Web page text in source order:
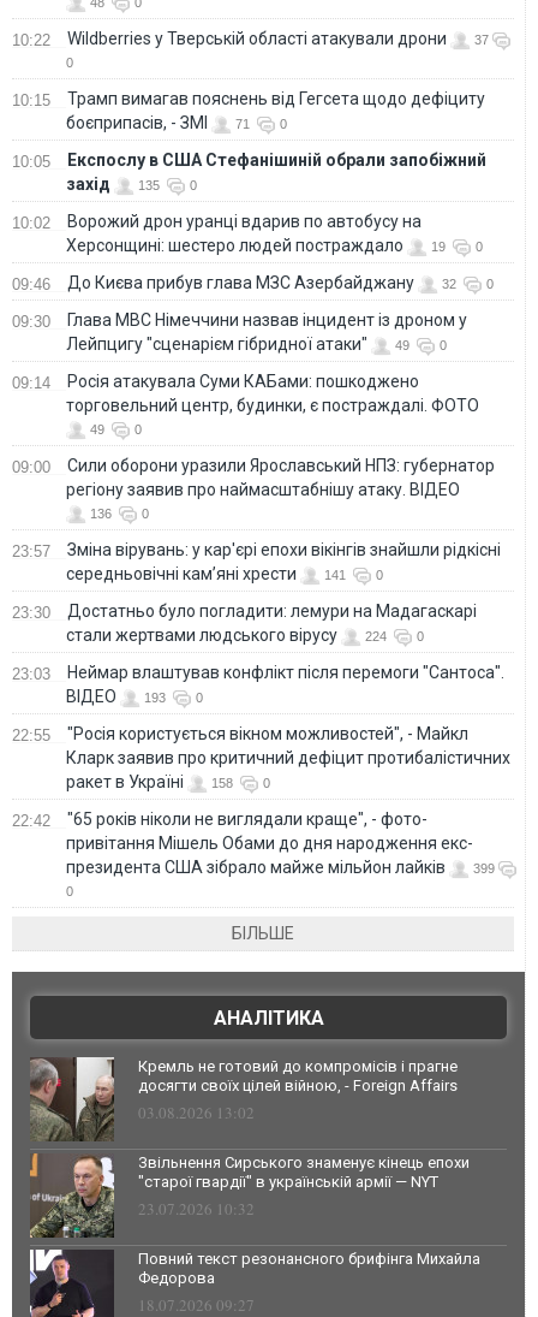
10:22 Wildberries у Тверській області атакували дрони
37
0
10:15
Трамп вимагав пояснень від Гегсета щодо дефіциту
боєприпасів, - ЗМІ
71 0
10:05
Експослу в США Стефанішиній обрали запобіжний
захід
135 0
10:02
Ворожий дрон уранці вдарив по автобусу на
Херсонщині: шестеро людей постраждало
19 0
09:46 До Києва прибув глава МЗС Азербайджану 32 0
09:30
Глава МВС Німеччини назвав інцидент із дроном у
Лейпцигу "сценарієм гібридної атаки"
49 0
09:14
Росія атакувала Суми КАБами: пошкоджено
торговельний центр, будинки, є постраждалі. ФОТО
49 0
09:00
Сили оборони уразили Ярославський НПЗ: губернатор
регіону заявив про наймасштабнішу атаку. ВІДЕО
136 0
23:57
Зміна вірувань: у кар'єрі епохи вікінгів знайшли рідкісні
середньовічні кам’яні хрести
141 0
23:30
Достатньо було погладити: лемури на Мадагаскарі
стали жертвами людського вірусу
224 0
23:03
Неймар влаштував конфлікт після перемоги "Сантоса".
ВІДЕО
193 0
22:55
"Росія користується вікном можливостей", - Майкл
Кларк заявив про критичний дефіцит протибалістичних
ракет в Україні
158 0
22:42
"65 років ніколи не виглядали краще", - фото-
привітання Мішель Обами до дня народження екс-
президента США зібрало майже мільйон лайків
399
0
БІЛЬШЕ
АНАЛІТИКА
Кремль не готовий до компромісів і прагне
досягти своїх цілей війною, - Foreign Affairs
03.08.2026 13:02
Звільнення Сирського знаменує кінець епохи
"старої гвардії" в українській армії — NYT
23.07.2026 10:32
Повний текст резонансного брифінга Михайла
Федорова
18.07.2026 09:27